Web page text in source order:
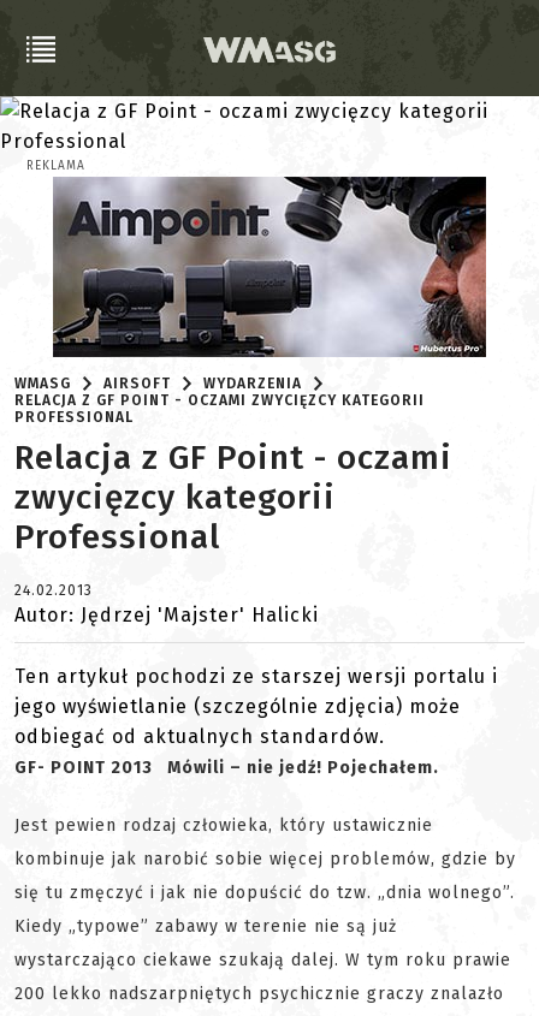
REKLAMA
WMASG AIRSOFT
WYDARZENIA
RELACJA Z GF POINT - OCZAMI ZWYCIĘZCY KATEGORII
PROFESSIONAL
Relacja z GF Point - oczami
zwycięzcy kategorii
Professional
24.02.2013
Autor: Jędrzej 'Majster' Halicki
Ten artykuł pochodzi ze starszej wersji portalu i
jego wyświetlanie (szczególnie zdjęcia) może
odbiegać od aktualnych standardów.
GF- POINT 2013 Mówili – nie jedź! Pojechałem.
Jest pewien rodzaj człowieka, który ustawicznie
kombinuje jak narobić sobie więcej problemów, gdzie by
się tu zmęczyć i jak nie dopuścić do tzw. „dnia wolnego”.
Kiedy „typowe” zabawy w terenie nie są już
wystarczająco ciekawe szukają dalej. W tym roku prawie
200 lekko nadszarpniętych psychicznie graczy znalazło